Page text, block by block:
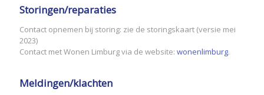
Storingen/reparaties
Contact opnemen bij storing: zie de storingskaart (versie mei
2023)
Contact met Wonen Limburg via de website: wonenlimburg.
Meldingen/klachten